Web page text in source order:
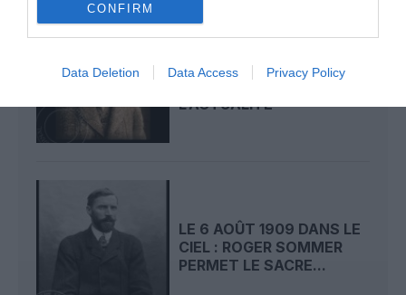
CONFIRM
Data Deletion Data Access Privacy Policy
CIEL : ROGER SOMMER
FAIT ENCORE
L’ACTUALITÉ
LE 6 AOÛT 1909 DANS LE
CIEL : ROGER SOMMER
PERMET LE SACRE...